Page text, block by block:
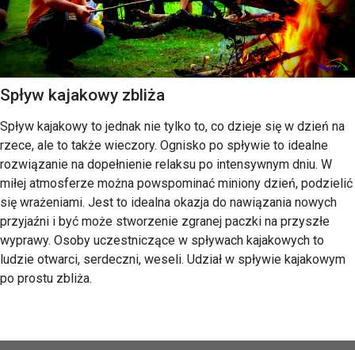
Spływ kajakowy zbliża
Spływ kajakowy to jednak nie tylko to, co dzieje się w dzień na
rzece, ale to także wieczory. Ognisko po spływie to idealne
rozwiązanie na dopełnienie relaksu po intensywnym dniu. W
miłej atmosferze można powspominać miniony dzień, podzielić
się wrażeniami. Jest to idealna okazja do nawiązania nowych
przyjaźni i być może stworzenie zgranej paczki na przyszłe
wyprawy. Osoby uczestniczące w spływach kajakowych to
ludzie otwarci, serdeczni, weseli. Udział w spływie kajakowym
po prostu zbliża.